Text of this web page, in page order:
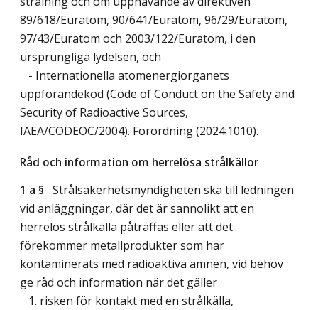
89/618/Euratom, 90/641/Euratom, 96/29/Euratom,
97/43/Euratom och 2003/122/Euratom, i den
ursprungliga lydelsen, och
- Internationella atomenergiorganets
uppförandekod (Code of Conduct on the Safety and
Security of Radioactive Sources,
IAEA/CODEOC/2004). Förordning (2024:1010).
Råd och information om herrelösa strålkällor
1 a § Strålsäkerhetsmyndigheten ska till ledningen
vid anläggningar, där det är sannolikt att en
herrelös strålkälla påträffas eller att det
förekommer metallprodukter som har
kontaminerats med radioaktiva ämnen, vid behov
ge råd och information när det gäller
1. risken för kontakt med en strålkälla,